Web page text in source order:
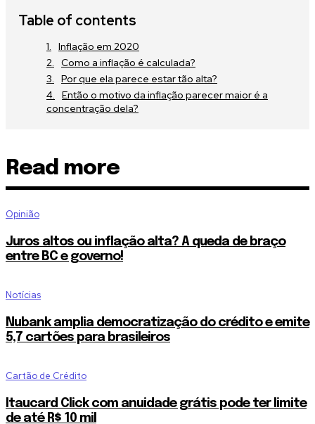
Table of contents
Inflação em 2020
Como a inflação é calculada?
Por que ela parece estar tão alta?
Então o motivo da inflação parecer maior é a
concentração dela?
Read more
Opinião
Juros altos ou inflação alta? A queda de braço
entre BC e governo!
Notícias
Nubank amplia democratização do crédito e emite
5,7 cartões para brasileiros
Cartão de Crédito
Itaucard Click com anuidade grátis pode ter limite
de até R$ 10 mil